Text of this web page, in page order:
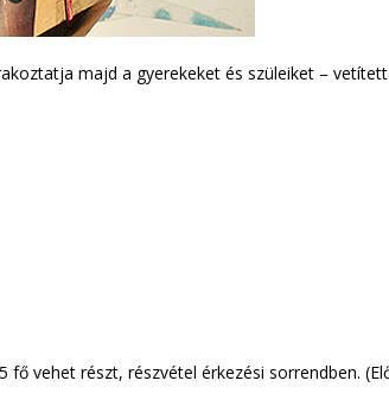
majd a gyerekeket és szüleiket –
vehet részt, részvétel érkezési sorrendben.